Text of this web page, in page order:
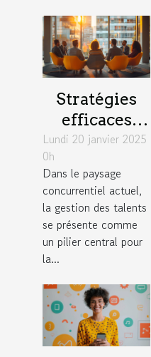
Stratégies
efficaces
pour une
gestion des
talents
durable en
entreprise
Lundi 20 janvier 2025
0h
Dans le paysage
concurrentiel actuel,
la gestion des talents
se présente comme
un pilier central pour
la...